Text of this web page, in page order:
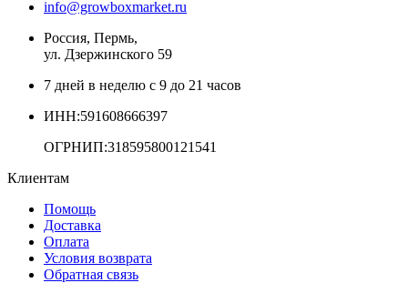
info@growboxmarket.ru
Россия, Пермь,
ул. Дзержинского 59
7 дней в неделю с 9 до 21 часов
ИНН:591608666397
ОГРНИП:318595800121541
Клиентам
Помощь
Доставка
Оплата
Условия возврата
Обратная связь